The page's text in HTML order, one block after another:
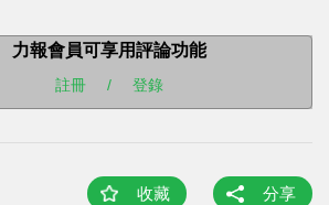
力報會員可享用評論功能
註冊 / 登錄
收藏 分享